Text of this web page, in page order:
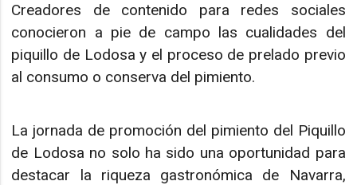
Creadores de contenido para redes sociales
conocieron a pie de campo las cualidades del
piquillo de Lodosa y el proceso de prelado previo
al consumo o conserva del pimiento.
La jornada de promoción del pimiento del Piquillo
de Lodosa no solo ha sido una oportunidad para
destacar la riqueza gastronómica de Navarra,